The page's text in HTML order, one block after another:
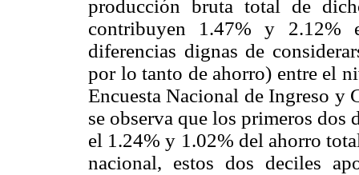
producción bruta total de
contribuyen 1.47% y 2.12%
diferencias dignas de
por lo tanto de ahorro) entre el
Encuesta Nacional de Ingreso y
se observa que los primeros dos
el 1.24% y 1.02% del ahorro
nacional, estos dos deciles